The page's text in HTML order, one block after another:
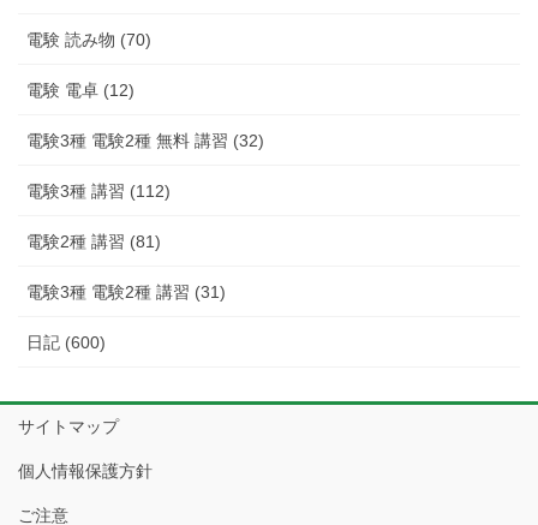
電験 読み物 (70)
電験 電卓 (12)
電験3種 電験2種 無料 講習 (32)
電験3種 講習 (112)
電験2種 講習 (81)
電験3種 電験2種 講習 (31)
日記 (600)
サイトマップ
個人情報保護方針
ご注意